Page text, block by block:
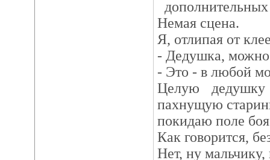
Немая сцена.
Я, отлипая от
- Дедушка,
- Это - в любой
Целую
пахнущую
покидаю поле
Как говорится,
Нет, ну мальчику,